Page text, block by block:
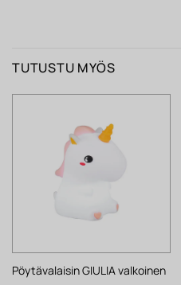
TUTUSTU MYÖS
Pöytävalaisin GIULIA valkoinen